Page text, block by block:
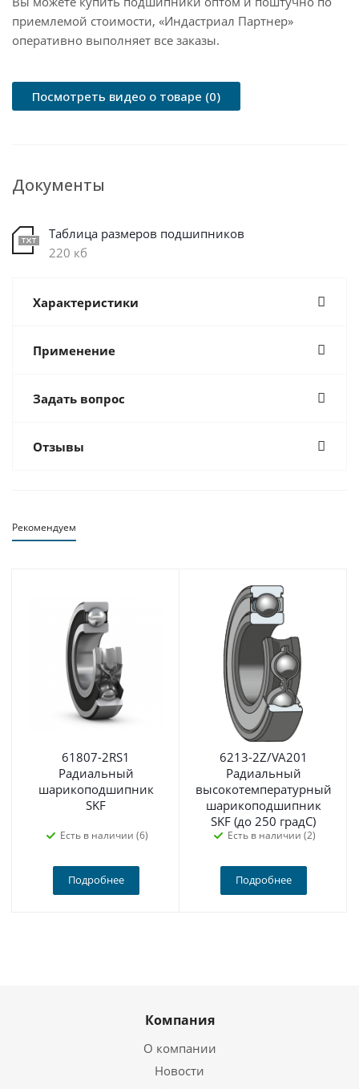
приемлемой стоимости, «Индастриал Партнер»
оперативно выполняет все заказы.
Посмотреть видео о товаре (0)
Документы
Таблица размеров подшипников
220 кб
Характеристики
Применение
Задать вопрос
Отзывы
Рекомендуем
61807-2RS1
Радиальный
шарикоподшипник
SKF
Есть в наличии (6)
Подробнее
6213-2Z/VA201
Радиальный
высокотемпературный
шарикоподшипник
SKF (до 250 градС)
Есть в наличии (2)
Подробнее
Компания
О компании
Новости